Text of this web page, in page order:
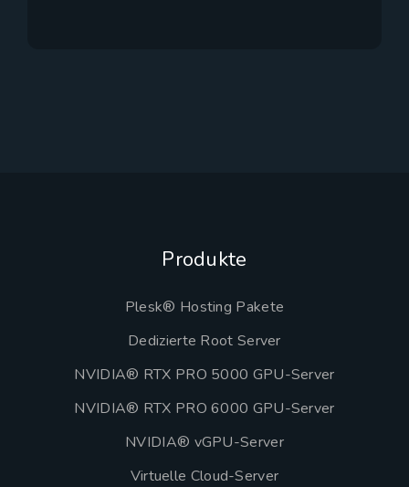
Produkte
Plesk® Hosting Pakete
Dedizierte Root Server
NVIDIA® RTX PRO 5000 GPU-Server
NVIDIA® RTX PRO 6000 GPU-Server
NVIDIA® vGPU-Server
Virtuelle Cloud-Server